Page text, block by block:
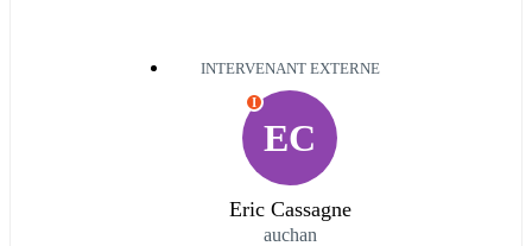
INTERVENANT EXTERNE
EC
I
Eric Cassagne
auchan